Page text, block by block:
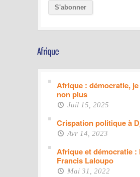
Afrique : démocratie, je
non plus
Juil 15, 2025
Crispation politique à
Avr 14, 2023
Afrique et démocratie :
Francis Laloupo
Mai 31, 2022